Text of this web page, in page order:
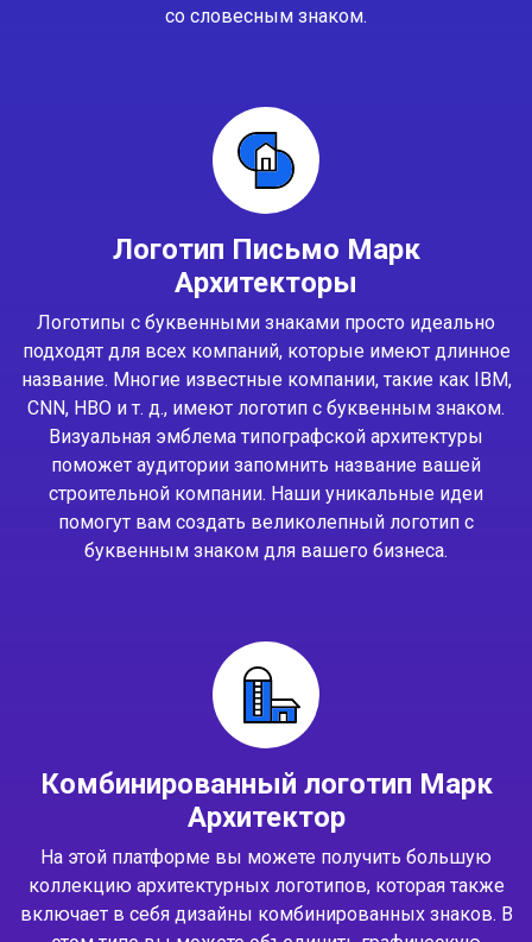
со словесным знаком.
Логотип Письмо Марк
Архитекторы
Логотипы с буквенными знаками просто идеально
подходят для всех компаний, которые имеют длинное
название. Многие известные компании, такие как IBM,
CNN, HBO и т. д., имеют логотип с буквенным знаком.
Визуальная эмблема типографской архитектуры
поможет аудитории запомнить название вашей
строительной компании. Наши уникальные идеи
помогут вам создать великолепный логотип с
буквенным знаком для вашего бизнеса.
Комбинированный логотип Марк
Архитектор
На этой платформе вы можете получить большую
коллекцию архитектурных логотипов, которая также
включает в себя дизайны комбинированных знаков. В